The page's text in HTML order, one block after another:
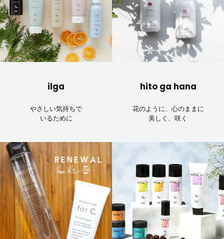
ilga
やさしい気持ちで
いるために
hito ga hana
花のように、心のままに
美しく、咲く